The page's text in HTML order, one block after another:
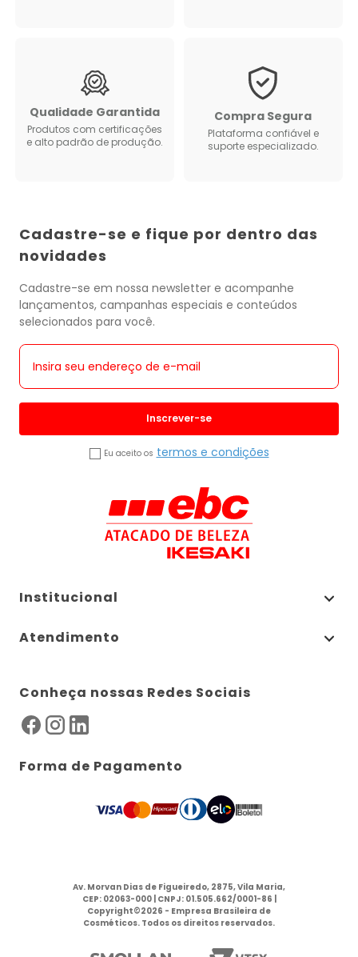
Qualidade Garantida
Produtos com certificações
e alto padrão de produção.
Compra Segura
Plataforma confiável e
suporte especializado.
Cadastre-se e fique por dentro das
novidades
Cadastre-se em nossa newsletter e acompanhe
lançamentos, campanhas especiais e conteúdos
selecionados para você.
Inscrever-se
Eu aceito os termos e condições
Institucional
Atendimento
Conheça nossas Redes Sociais
Forma de Pagamento
Av. Morvan Dias de Figueiredo, 2875, Vila Maria,
CEP: 02063-000 | CNPJ: 01.505.662/0001-86 |
Copyright©2026 - Empresa Brasileira de
Cosméticos. Todos os direitos reservados.